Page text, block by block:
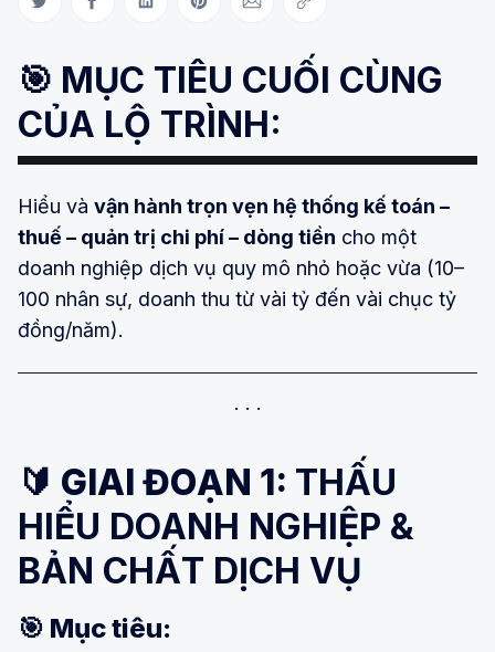
Share on Twitter
Share on Facebook
Share on LinkedIn
Share on Pinterest
Share via Email
Copy link
🎯 MỤC TIÊU CUỐI CÙNG
CỦA LỘ TRÌNH:
Hiểu và vận hành trọn vẹn hệ thống kế toán –
thuế – quản trị chi phí – dòng tiền cho một
doanh nghiệp dịch vụ quy mô nhỏ hoặc vừa (10–
100 nhân sự, doanh thu từ vài tỷ đến vài chục tỷ
đồng/năm).
🔰 GIAI ĐOẠN 1: THẤU
HIỂU DOANH NGHIỆP &
BẢN CHẤT DỊCH VỤ
🎯 Mục tiêu: